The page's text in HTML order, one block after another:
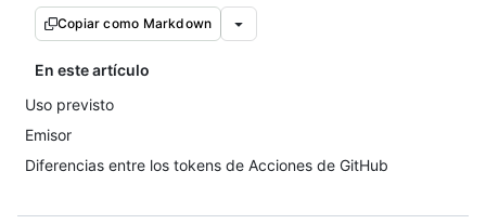
Copiar como Markdown
En este artículo
Uso previsto
Emisor
Diferencias entre los tokens de Acciones de GitHub